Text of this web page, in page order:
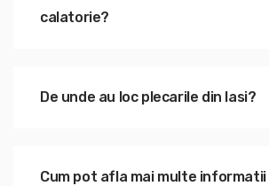
calatorie?
De unde au loc plecarile din Iasi?
Cum pot afla mai multe informatii